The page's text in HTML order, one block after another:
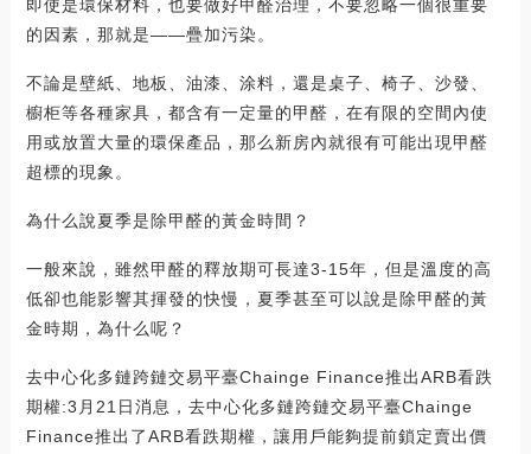
即使是環保材料，也要做好甲醛治理，不要忽略一個很重要
的因素，那就是——疊加污染。
不論是壁紙、地板、油漆、涂料，還是桌子、椅子、沙發、
櫥柜等各種家具，都含有一定量的甲醛，在有限的空間內使
用或放置大量的環保產品，那么新房內就很有可能出現甲醛
超標的現象。
為什么說夏季是除甲醛的黃金時間？
一般來說，雖然甲醛的釋放期可長達3-15年，但是溫度的高
低卻也能影響其揮發的快慢，夏季甚至可以說是除甲醛的黃
金時期，為什么呢？
去中心化多鏈跨鏈交易平臺Chainge Finance推出ARB看跌
期權:3月21日消息，去中心化多鏈跨鏈交易平臺Chainge
Finance推出了ARB看跌期權，讓用戶能夠提前鎖定賣出價